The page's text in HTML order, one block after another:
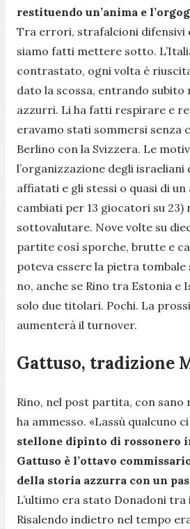
restituendo un’anima e
Tra errori, strafalcioni difensivi
siamo fatti mettere sotto.
contrastato, ogni volta è
dato la scossa, entrando subito
azzurri. Li ha fatti respirare e
eravamo stati sommersi senza
Berlino con la Svizzera. Le
l’organizzazione degli israeliani
affiatati e gli stessi o quasi di un
cambiati per 13 giocatori su 23)
sottovalutare. Nove volte su
partite così sporche, brutte e
poteva essere la pietra tombale
no, anche se Rino tra Estonia e
solo due titolari. Pochi. La
aumenterà il turnover.
Gattuso, tradizione
Rino, nel post partita, con sano
ha ammesso. «Lassù qualcuno
stellone dipinto di rossonero
Gattuso è l’ottavo
della storia azzurra con un
L’ultimo era stato Donadoni tra
Risalendo indietro nel tempo